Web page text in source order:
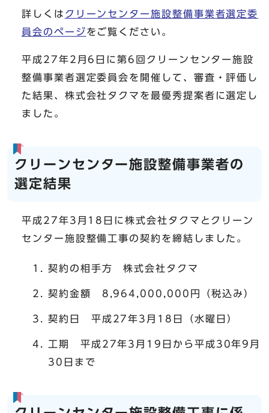
詳しくは クリーンセンター施設整備事業者選定委
員会のページをご覧ください。
平成27年2月6日に第6回クリーンセンター施設
整備事業者選定委員会を開催して、審査・評価し
た結果、株式会社タクマを最優秀提案者に選定し
ました。
クリーンセンター施設整備事業者の
選定結果
平成27年3月18日に株式会社タクマとクリーン
センター施設整備工事の契約を締結しました。
契約の相手方 株式会社タクマ
契約金額 8,964,000,000円（税込み）
契約日 平成27年3月18日（水曜日）
工期 平成27年3月19日から平成30年9月
30日まで